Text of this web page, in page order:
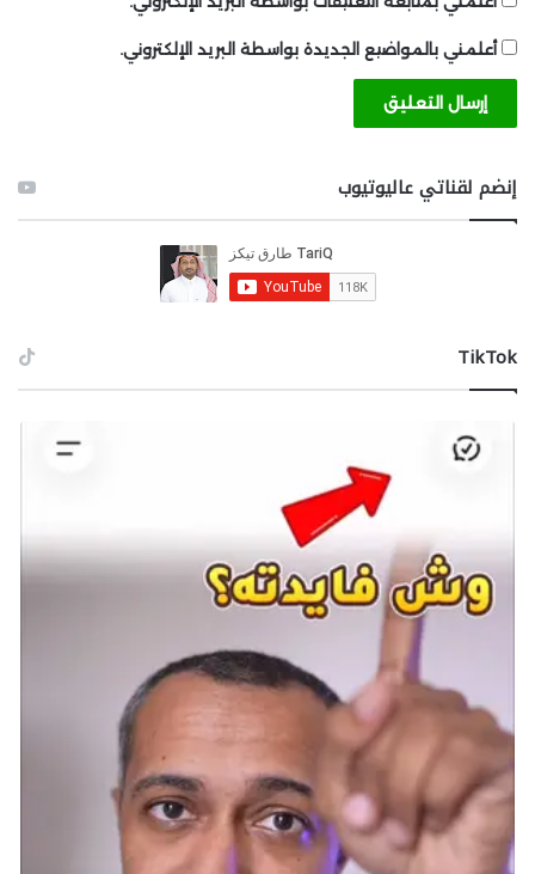
من المحتمل أن يتم إصدار الجهاز قبل رأس السنة القمرية
iPhone SE الثلاثة السابقة في مارس على مر السنين، لذا قد
يكون الإصدار في مارس 2025 أيضًا ممكنًا جدًا.
التوقعات حول HomePod mini 2
في أكتوبر. كان مارك غورمان أول من أبرز عمل Apple على
الجيل الثاني من HomePod mini في أغسطس 2022. كما
الجديد، قائلاً إن “أحدث HomePod لا يتضمن أي وظائف
في فبراير 2023، ادعى المحلل Ming-Chi Kuo من Apple أن
هذا الادعاء، ليس من الواضح مدى الثقة التي يمكن أن
نضعها فيه. ومنذ ذلك الحين، كانت الشائعات حول الجهاز
نادرة.
مع ذلك، سيكون من المعقول افتراض أن الطراز الجديد
سيحتوي على صوت محسّن وميكروفونات محسّنة، إلى
جانب شريحة جديدة من سلسلة S وخيارات ألوان جديدة. إذا
أرادت Apple مواكبة أجهزة Echo الجديدة المشاعة من
أعلمني بالمواضيع الجديدة بواسطة البريد الإلكتروني.
إنضم لقناتي عاليوتيوب
‫TikTok